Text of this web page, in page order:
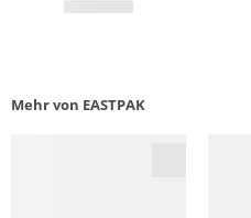
Mehr von EASTPAK